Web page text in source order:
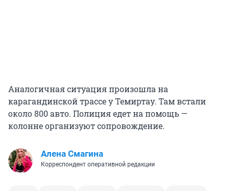
Аналогичная ситуация произошла на
карагандинской трассе у Темиртау. Там встали
около 800 авто. Полиция едет на помощь —
колонне организуют сопровождение.
Алена Смагина
Корреспондент оперативной редакции